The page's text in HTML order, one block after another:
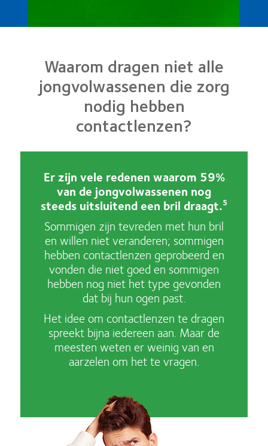
Waarom dragen niet alle
jongvolwassenen die zorg
nodig hebben
contactlenzen?
Er zijn vele redenen waarom 59%
van de jongvolwassenen nog
steeds uitsluitend een bril draagt.5
Sommigen zijn tevreden met hun bril
en willen niet veranderen; sommigen
hebben contactlenzen geprobeerd en
vonden die niet goed en sommigen
hebben nog niet het type gevonden
dat bij hun ogen past.
Het idee om contactlenzen te dragen
spreekt bijna iedereen aan. Maar de
meesten weten er weinig van en
aarzelen om het te vragen.